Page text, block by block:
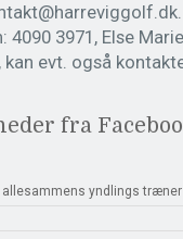
4090 3971, Else
kan evt. også
fra
allesammens yndlings træner